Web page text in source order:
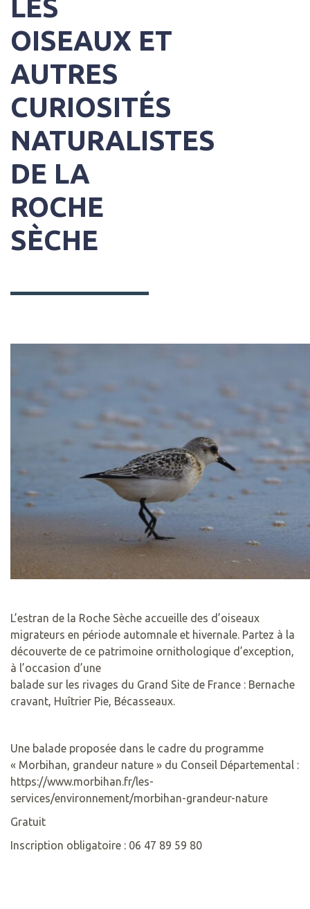
LES
OISEAUX ET
AUTRES
CURIOSITÉS
NATURALISTES
DE LA
ROCHE
SÈCHE
L’estran de la Roche Sèche accueille des d’oiseaux
migrateurs en période automnale et hivernale. Partez à la
découverte de ce patrimoine ornithologique d’exception,
à l’occasion d’une
balade sur les rivages du Grand Site de France : Bernache
cravant, Huîtrier Pie, Bécasseaux.
Une balade proposée dans le cadre du programme
« Morbihan, grandeur nature » du Conseil Départemental :
https://www.morbihan.fr/les-
services/environnement/morbihan-grandeur-nature
Gratuit
Inscription obligatoire : 06 47 89 59 80